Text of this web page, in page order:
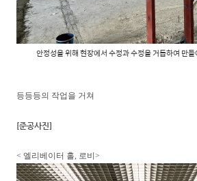
안정성을 위해 현장에서 수정과 수정을 거듭하여
등등등의 작업을 거쳐
[준공사진]
< 엘리베이터 홀, 로비>